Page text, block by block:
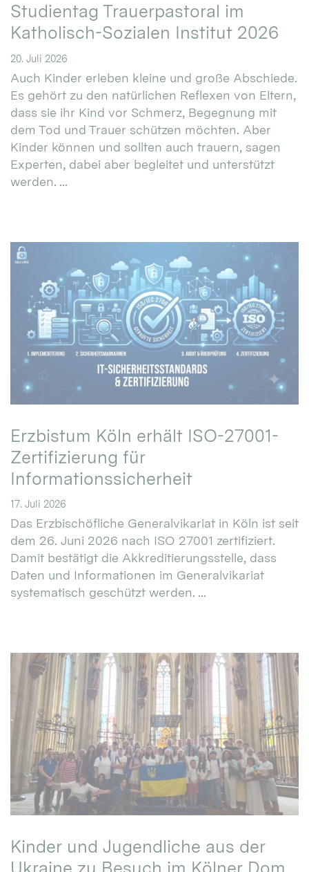
Studientag Trauerpastoral im
Katholisch-Sozialen Institut 2026
20. Juli 2026
Auch Kinder erleben kleine und große Abschiede.
Es gehört zu den natürlichen Reflexen von Eltern,
dass sie ihr Kind vor Schmerz, Begegnung mit
dem Tod und Trauer schützen möchten. Aber
Kinder können und sollten auch trauern, sagen
Experten, dabei aber begleitet und unterstützt
werden. ...
Erzbistum Köln erhält ISO-27001-
Zertifizierung für
Informationssicherheit
17. Juli 2026
Das Erzbischöfliche Generalvikariat in Köln ist seit
dem 26. Juni 2026 nach ISO 27001 zertifiziert.
Damit bestätigt die Akkreditierungsstelle, dass
Daten und Informationen im Generalvikariat
systematisch geschützt werden. ...
Kinder und Jugendliche aus der